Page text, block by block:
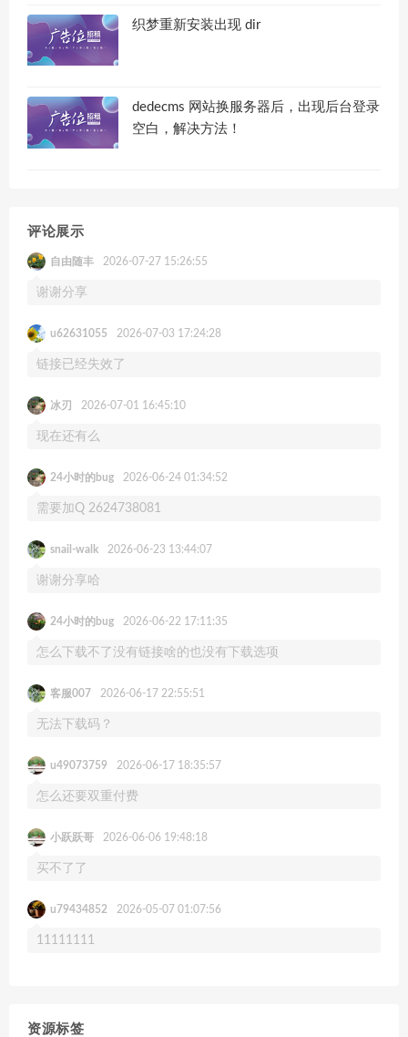
织梦重新安装出现 dir
dedecms 网站换服务器后，出现后台登录
空白，解决方法！
评论展示
自由随丰 2026-07-27 15:26:55
谢谢分享
u62631055 2026-07-03 17:24:28
链接已经失效了
冰刃 2026-07-01 16:45:10
现在还有么
24小时的bug 2026-06-24 01:34:52
需要加Q 2624738081
snail-walk 2026-06-23 13:44:07
谢谢分享哈
24小时的bug 2026-06-22 17:11:35
怎么下载不了没有链接啥的也没有下载选项
客服007 2026-06-17 22:55:51
无法下载码？
u49073759 2026-06-17 18:35:57
怎么还要双重付费
小跃跃哥 2026-06-06 19:48:18
买不了了
u79434852 2026-05-07 01:07:56
11111111
资源标签